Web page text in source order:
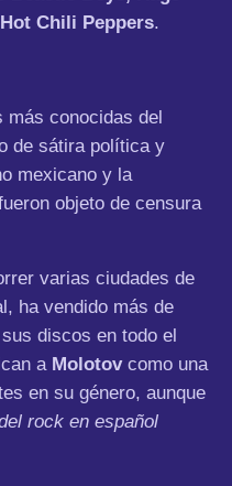
Chili Peppers.
más conocidas del
de sátira política y
mexicano y la
objeto de censura
varias ciudades de
ha vendido más de
discos en todo el
a Molotovcomo una
en su género, aunque
rock en español